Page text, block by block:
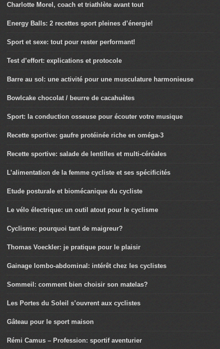
Charlotte Morel, coach et triathlète avant tout
Energy Balls: 2 recettes sport pleines d’énergie!
Sport et sexe: tout pour rester performant!
Test d’effort: explications et protocole
Barre au sol: une activité pour une musculature harmonieuse
Bowlcake chocolat / beurre de cacahuètes
Sport: la conduction osseuse pour écouter votre musique
Recette sportive: gaufre protéinée riche en oméga-3
Recette sportive: salade de lentilles et multi-céréales
L’alimentation de la femme cycliste et ses spécificités
Etude posturale et biomécanique du cycliste
Le vélo électrique: un outil atout pour le cyclisme
Cyclisme: pourquoi tant de maigreur?
Thomas Voeckler: je pratique pour le plaisir
Gainage lombo-abdominal: intérêt chez les cyclistes
Sommeil: comment bien choisir son matelas?
Les Portes du Soleil s’ouvrent aux cyclistes
Gâteau pour le sport maison
Rémi Camus – Profession: sportif aventurier